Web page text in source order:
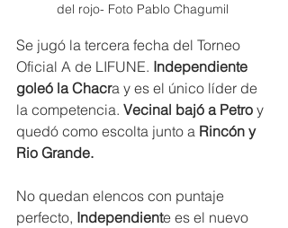
del rojo- Foto Pablo Chagumil
Se jugó la tercera fecha del Torneo
Oficial A de LIFUNE. Independiente
goleó la Chacra y es el único líder de
la competencia. Vecinal bajó a Petro y
quedó como escolta junto a Rincón y
Rio Grande.
No quedan elencos con puntaje
perfecto, Independiente es el nuevo